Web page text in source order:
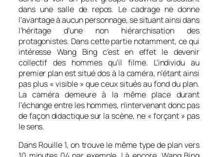
dans une salle de repos. Le cadrage ne donne
l’avantage à aucun personnage, se situant ainsi dans
l’héritage d’une non hiérarchisation des
protagonistes. Dans cette partie notamment, ce qui
intéresse Wang Bing c’est en effet le devenir
collectif des hommes qu’il filme. L’individu au
premier plan est situé dos à la caméra, n’étant ainsi
pas plus « visible » que ceux situés au fond du plan.
La caméra demeure à la même place durant
l’échange entre les hommes, n’intervenant donc pas
de façon didactique sur la scène, ne « forçant » pas
le sens.
Dans Rouille1, on trouve le même type de plan vers